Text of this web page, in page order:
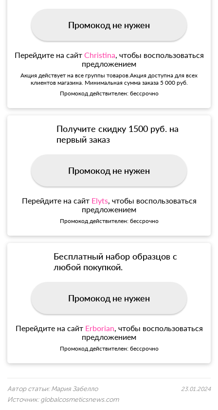
Промокод не нужен
Перейдите на сайт Christina, чтобы воспользоваться
предложением
Акция действует на все группы товаров.Акция доступна для всех
клиентов магазина. Минимальная сумма заказа 5 000 руб.
Промокод действителен: бессрочно
Получите скидку 1500 руб. на
первый заказ
Промокод не нужен
Перейдите на сайт Elyts, чтобы воспользоваться
предложением
Промокод действителен: бессрочно
Бесплатный набор образцов с
любой покупкой.
Промокод не нужен
Перейдите на сайт Erborian, чтобы воспользоваться
предложением
Промокод действителен: бессрочно
Автор статьи: Мария Забелло
Источник: globalcosmeticsnews.com
23.01.2024